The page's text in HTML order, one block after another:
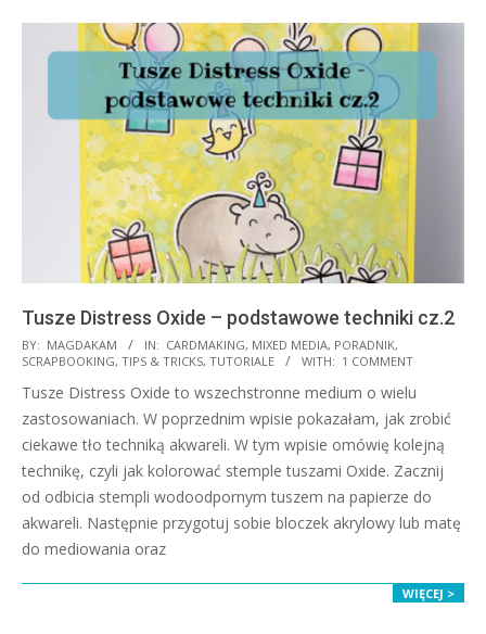
Tusze Distress Oxide – podstawowe techniki cz.2
2019-
05-
24
BY: MAGDAKAM IN: CARDMAKING, MIXED MEDIA, PORADNIK,
SCRAPBOOKING, TIPS & TRICKS, TUTORIALE WITH: 1 COMMENT
Tusze Distress Oxide to wszechstronne medium o wielu
zastosowaniach. W poprzednim wpisie pokazałam, jak zrobić
ciekawe tło techniką akwareli. W tym wpisie omówię kolejną
technikę, czyli jak kolorować stemple tuszami Oxide. Zacznij
od odbicia stempli wodoodpornym tuszem na papierze do
akwareli. Następnie przygotuj sobie bloczek akrylowy lub matę
do mediowania oraz
WIĘCEJ >